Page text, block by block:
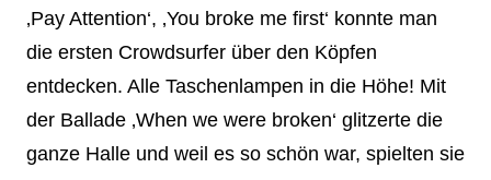
‚Pay Attention‘, ‚You broke me first‘ konnte man
die ersten Crowdsurfer über den Köpfen
entdecken. Alle Taschenlampen in die Höhe! Mit
der Ballade ‚When we were broken‘ glitzerte die
ganze Halle und weil es so schön war, spielten sie